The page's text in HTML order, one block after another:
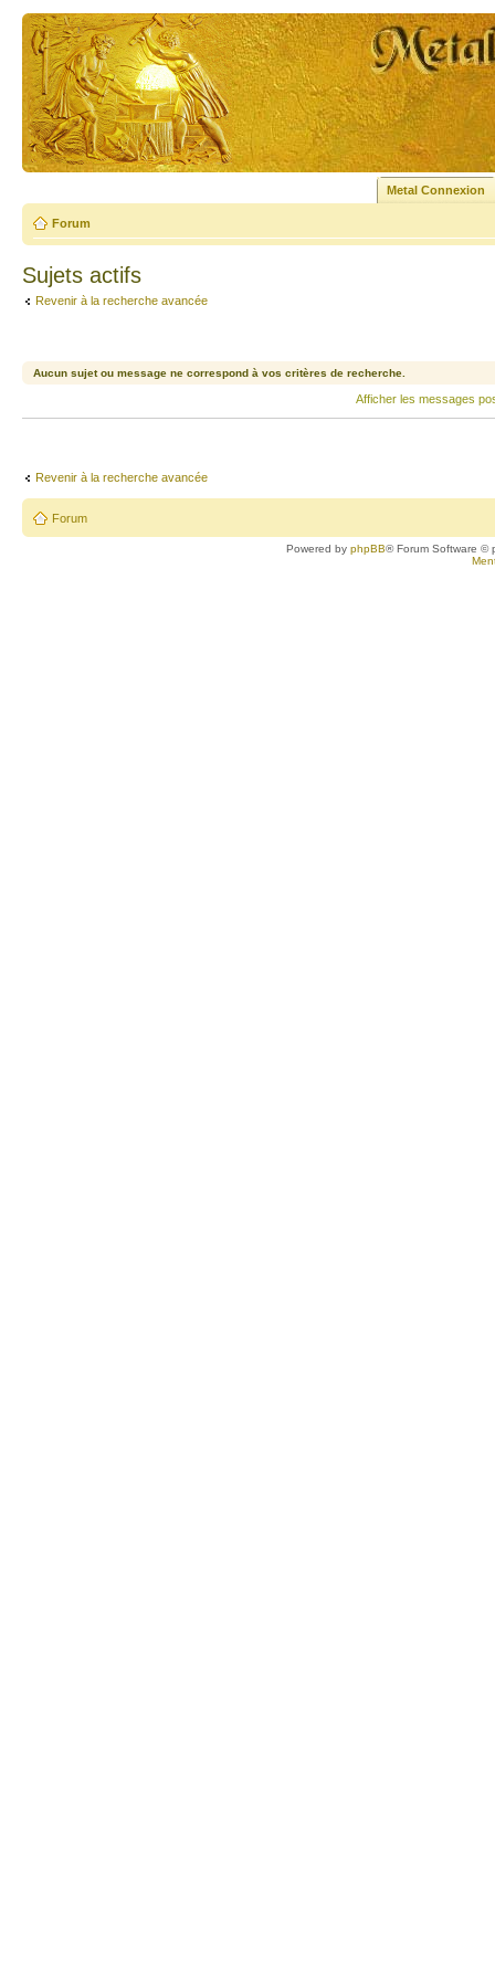
Metal Connexion
Forum
Sujets actifs
Revenir à la recherche avancée
Aucun sujet ou message ne correspond à vos critères de recherche.
Afficher les messages
Revenir à la recherche avancée
Forum
Powered byphpBB® Forum Software ©